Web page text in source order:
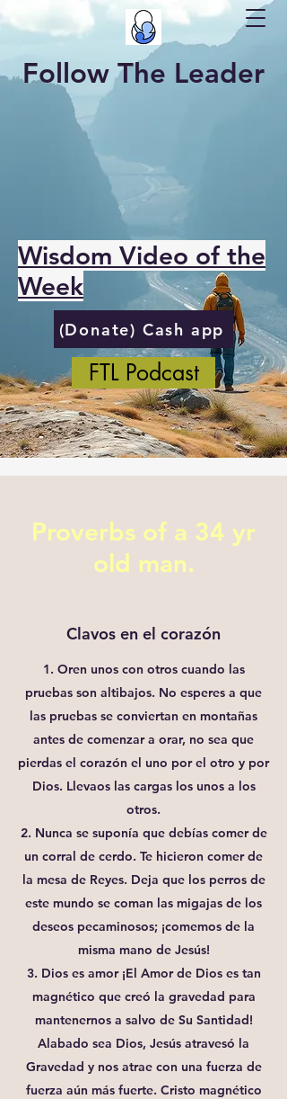
Follow The Leader
Wisdom Video of the
Week
(Donate) Cash app
FTL Podcast
Proverbs of a 34 yr
old man.
Clavos en el corazón
1. Oren unos con otros cuando las
pruebas son altibajos. No esperes a que
las pruebas se conviertan en montañas
antes de comenzar a orar, no sea que
pierdas el corazón el uno por el otro y por
Dios. Llevaos las cargas los unos a los
otros.
2. Nunca se suponía que debías comer de
un corral de cerdo. Te hicieron comer de
la mesa de Reyes. Deja que los perros de
este mundo se coman las migajas de los
deseos pecaminosos; ¡comemos de la
misma mano de Jesús!
3. Dios es amor ¡El Amor de Dios es tan
magnético que creó la gravedad para
mantenernos a salvo de Su Santidad!
Alabado sea Dios, Jesús atravesó la
Gravedad y nos atrae con una fuerza de
fuerza aún más fuerte. Cristo magnético